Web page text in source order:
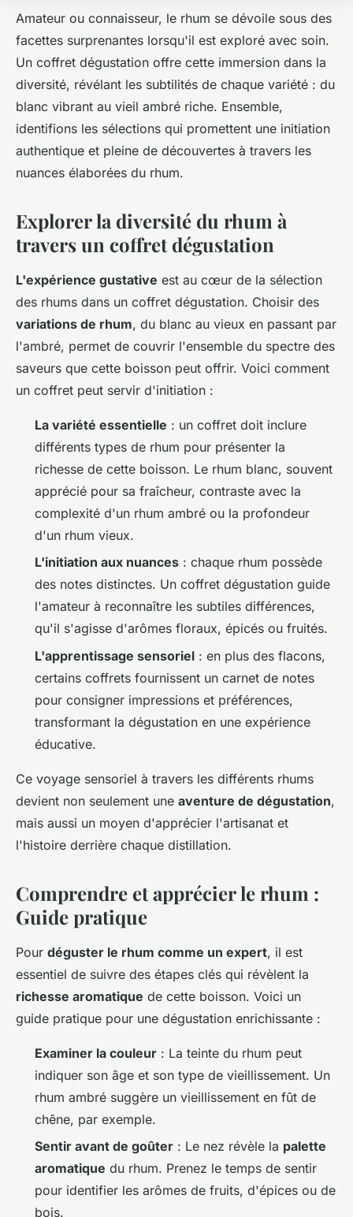
Amateur ou connaisseur, le rhum se dévoile sous des
facettes surprenantes lorsqu'il est exploré avec soin.
Un coffret dégustation offre cette immersion dans la
diversité, révélant les subtilités de chaque variété : du
blanc vibrant au vieil ambré riche. Ensemble,
identifions les sélections qui promettent une initiation
authentique et pleine de découvertes à travers les
nuances élaborées du rhum.
Explorer la diversité du rhum à
travers un coffret dégustation
L'expérience gustative est au cœur de la sélection
des rhums dans un coffret dégustation. Choisir des
variations de rhum, du blanc au vieux en passant par
l'ambré, permet de couvrir l'ensemble du spectre des
saveurs que cette boisson peut offrir. Voici comment
un coffret peut servir d'initiation :
La variété essentielle : un coffret doit inclure
différents types de rhum pour présenter la
richesse de cette boisson. Le rhum blanc, souvent
apprécié pour sa fraîcheur, contraste avec la
complexité d'un rhum ambré ou la profondeur
d'un rhum vieux.
L'initiation aux nuances : chaque rhum possède
des notes distinctes. Un coffret dégustation guide
l'amateur à reconnaître les subtiles différences,
qu'il s'agisse d'arômes floraux, épicés ou fruités.
L'apprentissage sensoriel : en plus des flacons,
certains coffrets fournissent un carnet de notes
pour consigner impressions et préférences,
transformant la dégustation en une expérience
éducative.
Ce voyage sensoriel à travers les différents rhums
devient non seulement une aventure de dégustation,
mais aussi un moyen d'apprécier l'artisanat et
l'histoire derrière chaque distillation.
Comprendre et apprécier le rhum :
Guide pratique
Pour déguster le rhum comme un expert, il est
essentiel de suivre des étapes clés qui révèlent la
richesse aromatique de cette boisson. Voici un
guide pratique pour une dégustation enrichissante :
Examiner la couleur : La teinte du rhum peut
indiquer son âge et son type de vieillissement. Un
rhum ambré suggère un vieillissement en fût de
chêne, par exemple.
Sentir avant de goûter : Le nez révèle la palette
aromatique du rhum. Prenez le temps de sentir
pour identifier les arômes de fruits, d'épices ou de
bois.